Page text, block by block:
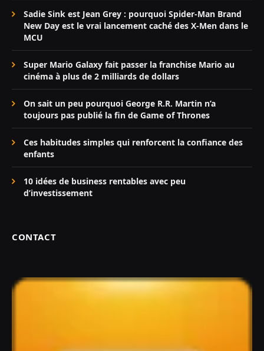
Sadie Sink est Jean Grey : pourquoi Spider-Man Brand
New Day est le vrai lancement caché des X-Men dans le
MCU
Super Mario Galaxy fait passer la franchise Mario au
cinéma à plus de 2 milliards de dollars
On sait un peu pourquoi George R.R. Martin n’a
toujours pas publié la fin de Game of Thrones
Ces habitudes simples qui renforcent la confiance des
enfants
10 idées de business rentables avec peu
d’investissement
CONTACT